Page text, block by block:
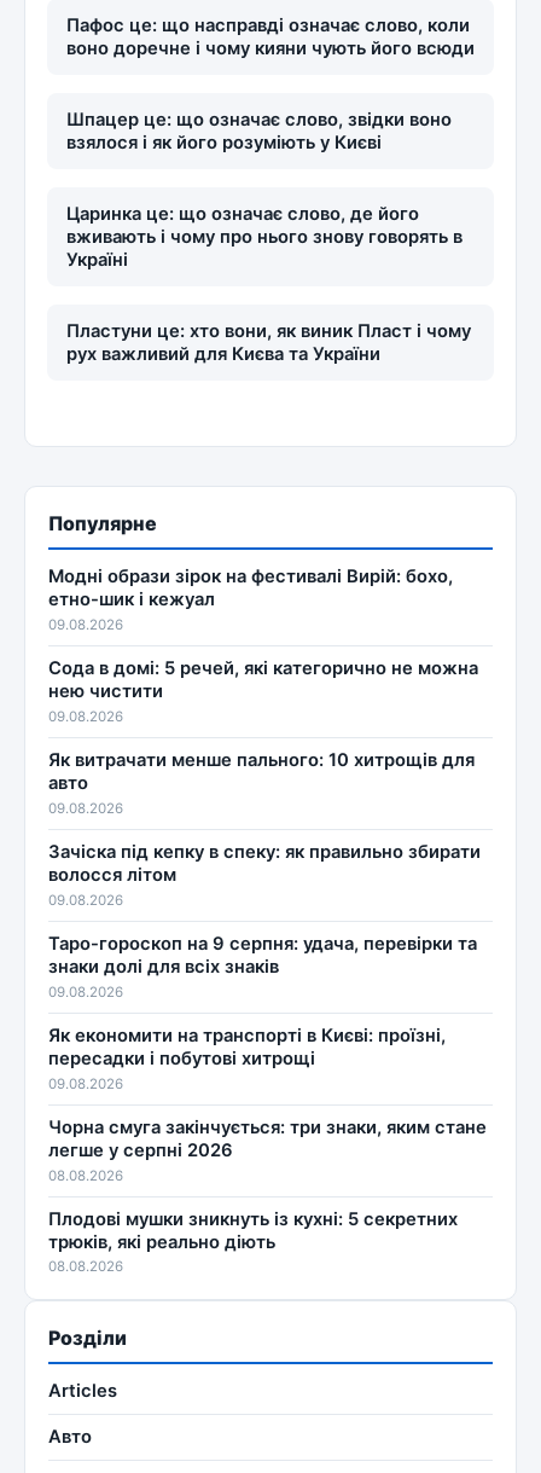
Пафос це: що насправді означає слово, коли
воно доречне і чому кияни чують його всюди
Шпацер це: що означає слово, звідки воно
взялося і як його розуміють у Києві
Царинка це: що означає слово, де його
вживають і чому про нього знову говорять в
Україні
Пластуни це: хто вони, як виник Пласт і чому
рух важливий для Києва та України
Популярне
Модні образи зірок на фестивалі Вирій: бохо,
етно-шик і кежуал
09.08.2026
Сода в домі: 5 речей, які категорично не можна
нею чистити
09.08.2026
Як витрачати менше пального: 10 хитрощів для
авто
09.08.2026
Зачіска під кепку в спеку: як правильно збирати
волосся літом
09.08.2026
Таро-гороскоп на 9 серпня: удача, перевірки та
знаки долі для всіх знаків
09.08.2026
Як економити на транспорті в Києві: проїзні,
пересадки і побутові хитрощі
09.08.2026
Чорна смуга закінчується: три знаки, яким стане
легше у серпні 2026
08.08.2026
Плодові мушки зникнуть із кухні: 5 секретних
трюків, які реально діють
08.08.2026
Розділи
Articles
Авто